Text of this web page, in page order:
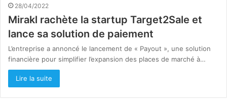
28/04/2022
Mirakl rachète la startup Target2Sale et
lance sa solution de paiement
L’entreprise a annoncé le lancement de « Payout », une solution
financière pour simplifier l’expansion des places de marché à…
Lire la suite